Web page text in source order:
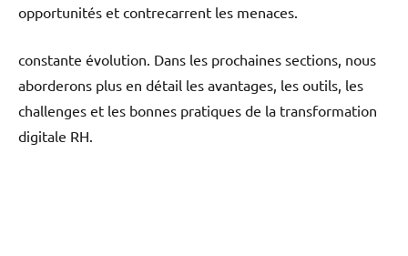
opportunités et contrecarrent les menaces.
constante évolution. Dans les prochaines sections, nous
aborderons plus en détail les avantages, les outils, les
challenges et les bonnes pratiques de la transformation
digitale RH.